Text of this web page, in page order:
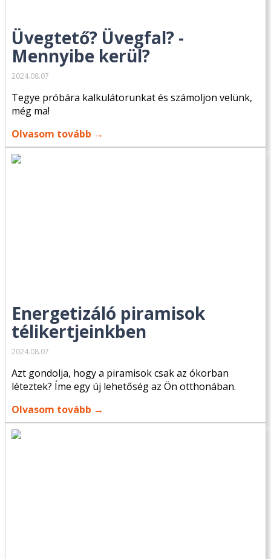
Üvegtető? Üvegfal? -
Mennyibe kerül?
2024.08.07
Tegye próbára kalkulátorunkat és számoljon velünk,
még ma!
Olvasom tovább →
Energetizáló piramisok
télikertjeinkben
2024.08.07
Azt gondolja, hogy a piramisok csak az ókorban
léteztek? Íme egy új lehetőség az Ön otthonában.
Olvasom tovább →